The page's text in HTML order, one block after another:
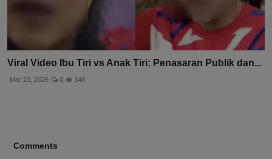
Viral Video Ibu Tiri vs Anak Tiri: Penasaran Publik dan...
Mar 23, 2026 0 348
Comments